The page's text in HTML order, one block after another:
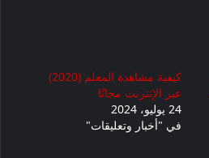
كيفية مشاهدة المعلم (2020)
عبر الإنترنت مجانًا
24 يوليو، 2024
في "أخبار وتعليقات"